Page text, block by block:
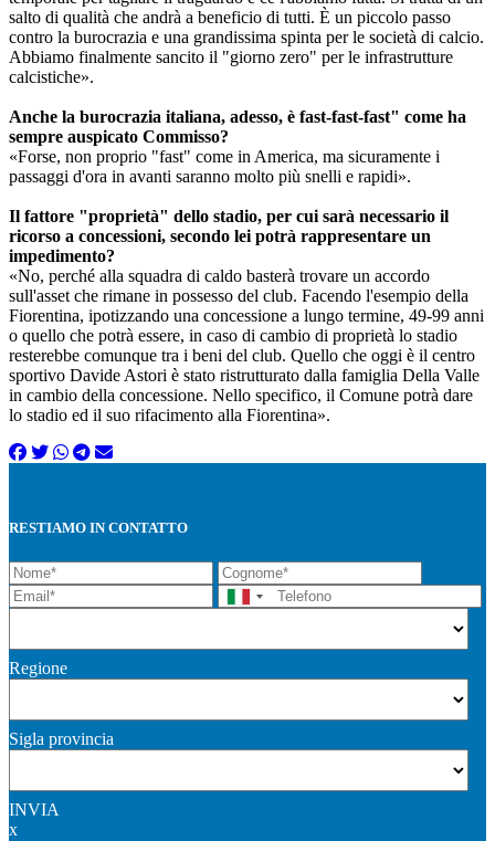
salto di qualità che andrà a beneficio di tutti. È un piccolo passo
contro la burocrazia e una grandissima spinta per le società di calcio.
Abbiamo finalmente sancito il "giorno zero" per le infrastrutture
calcistiche».
Anche la burocrazia italiana, adesso, è fast-fast-fast" come ha
sempre auspicato Commisso?
«Forse, non proprio "fast" come in America, ma sicuramente i
passaggi d'ora in avanti saranno molto più snelli e rapidi».
Il fattore "proprietà" dello stadio, per cui sarà necessario il
ricorso a concessioni, secondo lei potrà rappresentare un
impedimento?
«No, perché alla squadra di caldo basterà trovare un accordo
sull'asset che rimane in possesso del club. Facendo l'esempio della
Fiorentina, ipotizzando una concessione a lungo termine, 49-99 anni
o quello che potrà essere, in caso di cambio di proprietà lo stadio
resterebbe comunque tra i beni del club. Quello che oggi è il centro
sportivo Davide Astori è stato ristrutturato dalla famiglia Della Valle
in cambio della concessione. Nello specifico, il Comune potrà dare
lo stadio ed il suo rifacimento alla Fiorentina».
RESTIAMO IN CONTATTO
Regione
Sigla provincia
INVIA
x